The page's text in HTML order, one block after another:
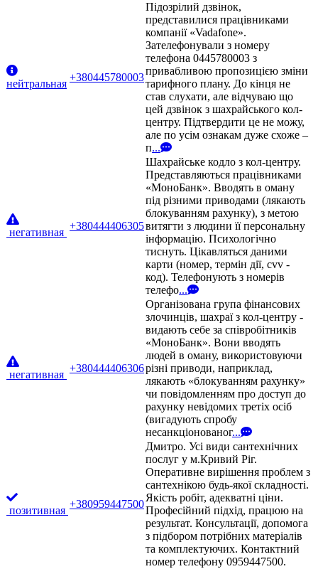
нейтральная
+380445780003
Підозрілий дзвінок,
представилися працівниками
компанії «Vadafone».
Зателефонували з номеру
телефона 0445780003 з
привабливою пропозицією зміни
тарифного плану. До кінця не
став слухати, але відчуваю що
цей дзвінок з шахрайського кол-
центру. Підтвердити це не можу,
але по усім ознакам дуже схоже –
п...
негативная
+380444406305
Шахрайське кодло з кол-центру.
Представляються працівниками
«МоноБанк». Вводять в оману
під різними приводами (лякають
блокуванням рахунку), з метою
витягти з людини її персональну
інформацію. Психологічно
тиснуть. Цікавляться даними
карти (номер, термін дії, cvv -
код). Телефонують з номерів
телефо...
негативная
+380444406306
Організована група фінансових
злочинців, шахраї з кол-центру -
видають себе за співробітників
«МоноБанк». Вони вводять
людей в оману, використовуючи
різні приводи, наприклад,
лякають «блокуванням рахунку»
чи повідомленням про доступ до
рахунку невідомих третіх осіб
(вигадують спробу
несанкціонованог...
позитивная
+380959447500
Дмитро. Усі види сантехнічних
послуг у м.Кривий Ріг.
Оперативне вирішення проблем з
сантехнікою будь-якої складності.
Якість робіт, адекватні ціни.
Професійний підхід, працюю на
результат. Консультації, допомога
з підбором потрібних матеріалів
та комплектуючих. Контактний
номер телефону 0959447500.